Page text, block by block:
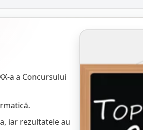
a a Concursului
iar rezultatele au